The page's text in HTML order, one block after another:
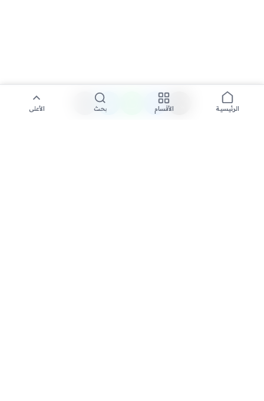
الرئيسية الأقسام بحث الأعلى